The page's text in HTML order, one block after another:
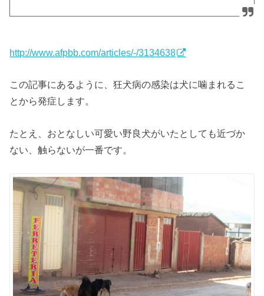
http://www.afpbb.com/articles/-/3134638
この記事にあるように、狂犬病の感染は犬に噛まれるこ
とから発症します。
たとえ、おとなしい可愛い野良犬がいたとしても近づか
ない、触らないが一番です。